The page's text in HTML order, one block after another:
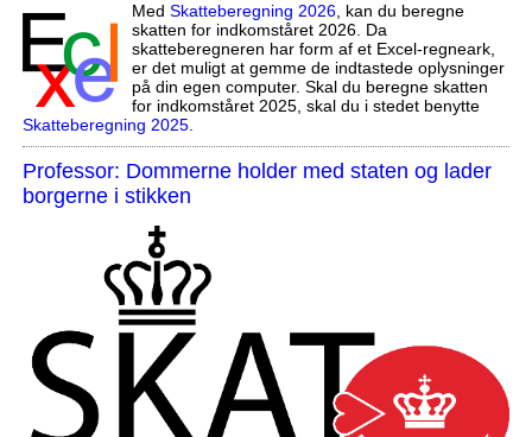
Med Skatteberegning 2026, kan du beregne
skatten for indkomståret 2026. Da
skatteberegneren har form af et Excel-regneark,
er det muligt at gemme de indtastede oplysninger
på din egen computer. Skal du beregne skatten
for indkomståret 2025, skal du i stedet benytte
Skatteberegning 2025.
Professor: Dommerne holder med staten og lader
borgerne i stikken